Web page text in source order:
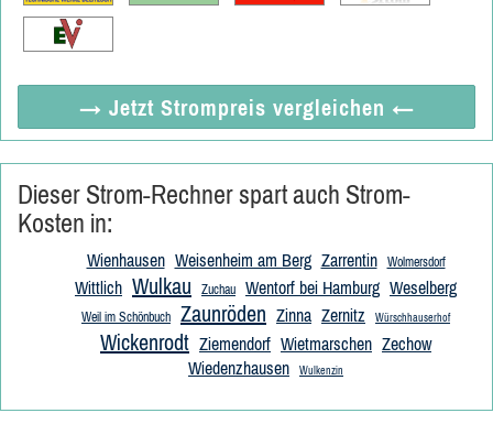
→ Jetzt Strompreis vergleichen ←
Dieser Strom-Rechner spart auch Strom-
Kosten in:
Wienhausen Weisenheim am Berg Zarrentin Wolmersdorf
Wittlich Wulkau Zuchau Wentorf bei Hamburg Weselberg
Weil im Schönbuch Zaunröden Zinna Zernitz Würschhauserhof
Wickenrodt Ziemendorf Wietmarschen Zechow
Wiedenzhausen
Wulkenzin